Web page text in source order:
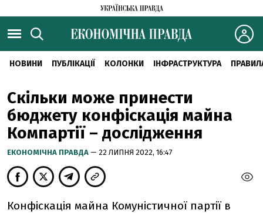
НОВИНИ ПУБЛІКАЦІЇ КОЛОНКИ ІНФРАСТРУКТУРА
Скільки може принести
бюджету конфіскація майна
Компартії – дослідження
ЕКОНОМІЧНА ПРАВДА — 22 ЛИПНЯ 2022, 16:47
Конфіскація майна Комуністичної партії в